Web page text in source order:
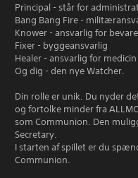
Principal - står for
Bang Bang Fire -
Knower - ansvarlig for
Fixer - byggeansvarlig
Healer - ansvarlig for
Og dig - den nye Watcher.
Din rolle er unik. Du nyder
og fortolke minder fra
som Communion. Den
Secretary.
I starten af spillet er du
Communion.